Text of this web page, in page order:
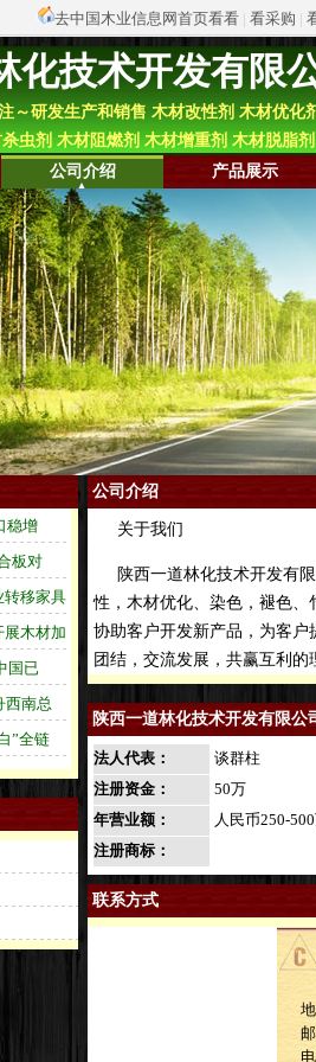
去中国木业信息网首页看看 | 看采购 |
化技术开发有限
～研发生产和销售 木材改性剂 木材优
虫剂 木材阻燃剂 木材增重剂 木材脱脂
公司介绍 产品展示
公司介绍
关于我们
陕西一道林化技术开发有限
性，木材优化、染色，褪色、
协助客户开发新产品，为客
团结，交流发展，共赢互利
陕西一道林化技术开发有限公
法人代表： 谈群柱
注册资金：
50万
年营业额：
人民币250-
注册商标：
联系方式